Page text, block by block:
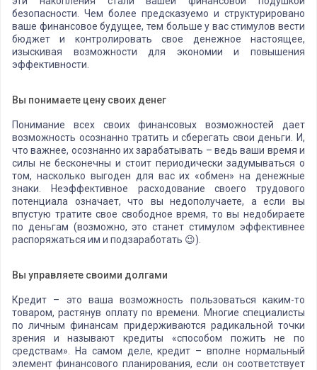
безопасности. Чем более предсказуемо и структурировано
ваше финансовое будущее, тем больше у вас стимулов вести
бюджет и контролировать свое денежное настоящее,
изыскивая возможности для экономии и повышения
эффективности.
Вы понимаете цену своих денег
Понимание всех своих финансовых возможностей дает
возможность осознанно тратить и сберегать свои деньги. И,
что важнее, осознанно их зарабатывать – ведь ваши время и
силы не бесконечны и стоит периодически задумываться о
том, насколько выгоден для вас их «обмен» на денежные
знаки. Неэффективное расходование своего трудового
потенциала означает, что вы недополучаете, а если вы
впустую тратите свое свободное время, то вы недобираете
по деньгам (возможно, это станет стимулом эффективнее
распоряжаться им и подзаработать 😉).
Вы управляете своими долгами
Кредит – это ваша возможность пользоваться каким-то
товаром, растянув оплату по времени. Многие специалисты
по личным финансам придерживаются радикальной точки
зрения и называют кредиты «способом пожить не по
средствам». На самом деле, кредит – вполне нормальный
элемент финансового планирования, если он соответствует